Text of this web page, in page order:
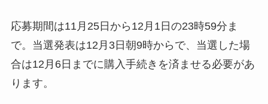
応募期間は11月25日から12月1日の23時59分ま
で。当選発表は12月3日朝9時からで、当選した場
合は12月6日までに購入手続きを済ませる必要があ
ります。